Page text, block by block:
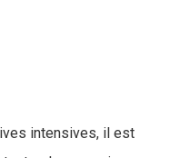
intensives, il est